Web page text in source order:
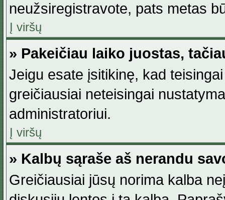
neužsiregistravote, pats metas
Į viršų
» Pakeičiau laiko juostas,
Jeigu esate įsitikinę, kad
greičiausiai neteisingai
administratoriui.
Į viršų
» Kalbų sąraše aš nerandu
Greičiausiai jūsų norima kalba